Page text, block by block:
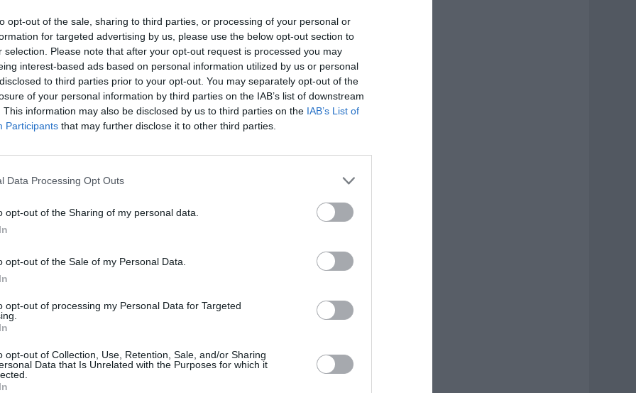
opt-out of the sale, sharing to third parties, or processing of your personal or
for targeted advertising by us, please use the below opt-out section to
selection. Please note that after your opt-out request is processed you may
interest-based ads based on personal information utilized by us or personal
to third parties prior to your opt-out. You may separately opt-out of the
of your personal information by third parties on the IAB’s list of downstream
This information may also be disclosed by us to third parties on the IAB’s List of
Participants that may further disclose it to other third parties.
Data Processing Opt Outs
opt-out of the Sharing of my personal data.
opt-out of the Sale of my Personal Data.
opt-out of processing my Personal Data for Targeted
opt-out of Collection, Use, Retention, Sale, and/or Sharing
Data that Is Unrelated with the Purposes for which it
în plus numele său real.